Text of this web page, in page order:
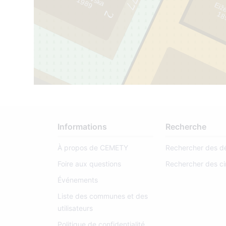
14090775
2 1898-195
Informations
À propos de CEMETY
Foire aux questions
Événements
Liste des communes et des
utilisateurs
Politique de confidentialité
Recherche
Rechercher des
Rechercher des